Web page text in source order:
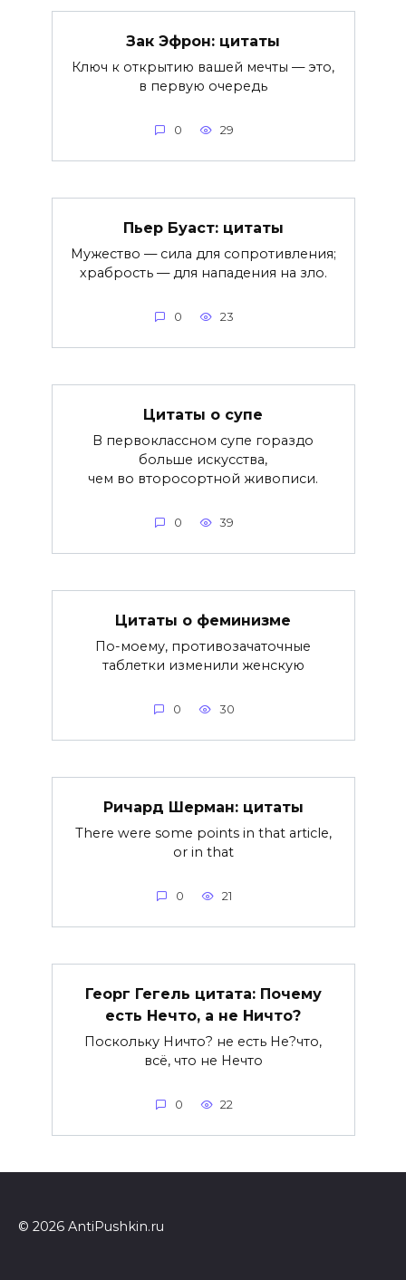
Зак Эфрон: цитаты
Ключ к открытию вашей мечты — это,
в первую очередь
0 29
Пьер Буаст: цитаты
Мужество — сила для сопротивления;
храбрость — для нападения на зло.
0 23
Цитаты о супе
В первоклассном супе гораздо
больше искусства,
чем во второсортной живописи.
0 39
Цитаты о феминизме
По-моему, противозачаточные
таблетки изменили женскую
0 30
Ричард Шерман: цитаты
There were some points in that article,
or in that
0 21
Георг Гегель цитата: Почему
есть Нечто, а не Ничто?
Поскольку Ничто? не есть Не?что,
всё, что не Нечто
0 22
© 2026 AntiPushkin.ru